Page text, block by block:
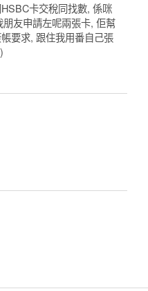
卡交稅同找數, 係咪
友申請左呢兩張卡, 佢幫
要求, 跟住我用番自己張